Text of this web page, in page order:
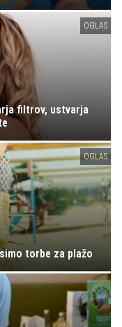
OGLAS
filtrov, ustvarja
OGLAS
torbe za plažo